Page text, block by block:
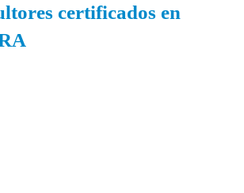
certificados en